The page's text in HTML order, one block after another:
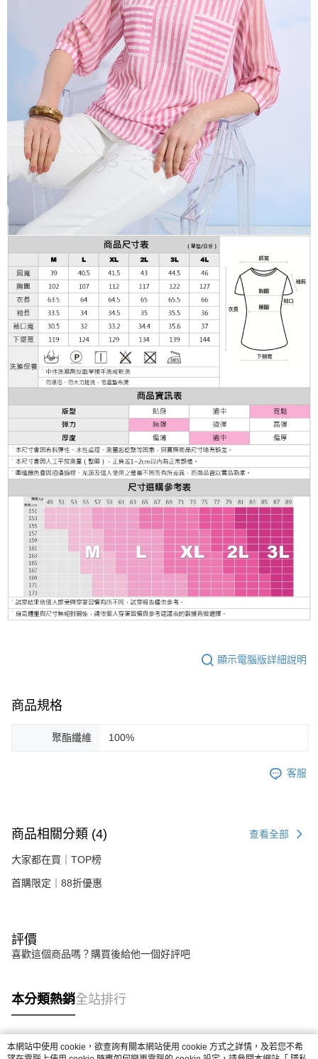
顯示電腦版詳細說明
商品規格
聚酯纖維 100%
客服
商品相關分類 (4) 查看全部
大家都在買｜TOP榜
首購限定｜88折優惠
評價
喜歡這個商品嗎？購買後給他一個好評吧
本分類熱銷全站排行
熱門標籤
本網站中使用 cookie，欲查詢有關本網站使用 cookie 方式之詳情，及若您不希